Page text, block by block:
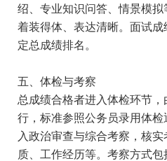
绍、专业知识问答、情景模
着装得体、表达清晰。面试
定总成绩排名。
五、体检与考察
总成绩合格者进入体检环节
行，标准参照公务员录用体
入政治审查与综合考察，核
质、工作经历等。考察方式